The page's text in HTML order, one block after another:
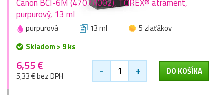
Canon BCI-6M (4707A002), TOREX® atrament,
purpurový, 13 ml
purpurová 13 ml
5 zlaťákov
Skladom > 9 ks
6,55 €
5,33 € bez DPH - + DO KOŠÍKA